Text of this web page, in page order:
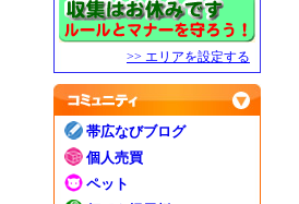
>> エリアを設定する
帯広なびブログ
個人売買
ペット